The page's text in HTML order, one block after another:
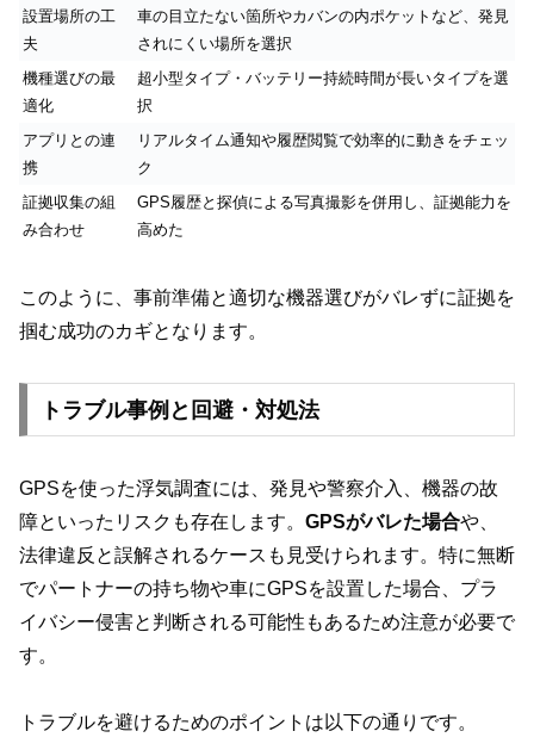
設置場所の工
夫
車の目立たない箇所やカバンの内ポケットなど、発見
されにくい場所を選択
機種選びの最
適化
超小型タイプ・バッテリー持続時間が長いタイプを選
択
アプリとの連
携
リアルタイム通知や履歴閲覧で効率的に動きをチェッ
ク
証拠収集の組
み合わせ
GPS履歴と探偵による写真撮影を併用し、証拠能力を
高めた
このように、事前準備と適切な機器選びがバレずに証拠を
掴む成功のカギとなります。
トラブル事例と回避・対処法
GPSを使った浮気調査には、発見や警察介入、機器の故
障といったリスクも存在します。 GPSがバレた場合や、
法律違反と誤解されるケースも見受けられます。特に無断
でパートナーの持ち物や車にGPSを設置した場合、プラ
イバシー侵害と判断される可能性もあるため注意が必要で
す。
トラブルを避けるためのポイントは以下の通りです。